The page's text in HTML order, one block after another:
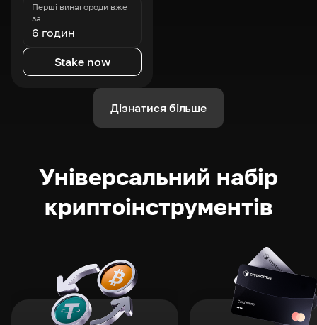
Перші винагороди вже
за
6 годин
Stake now
Дізнатися більше
Універсальний набір
криптоінструментів